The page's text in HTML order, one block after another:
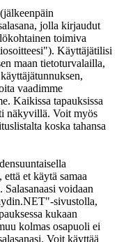
jolla kirjaudut
toimiva
Käyttäjätilisi
maan tietoturvalailla,
vaadimme
Kaikissa tapauksissa
näkyvillä. Voit myös
koska tahansa
et käytä samaa
voidaan
sivustolla,
kukaan
kolmas osapuoli ei
Voit käyttää